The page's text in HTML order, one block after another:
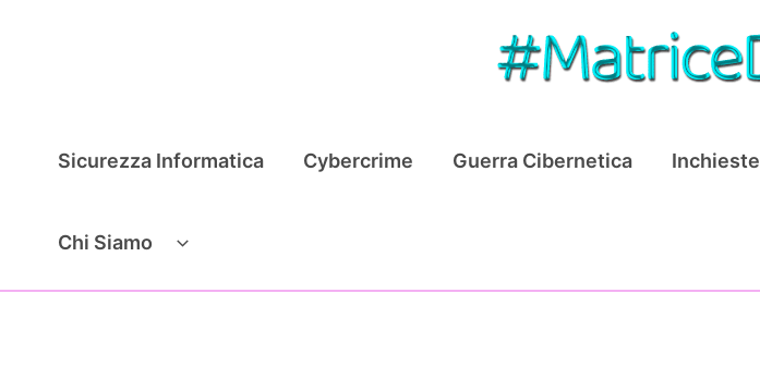
Sicurezza Informatica Cybercrime Guerra Cibernetica Inchieste
Chi Siamo